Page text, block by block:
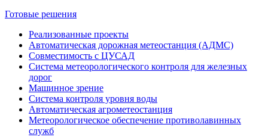
Готовые решения
Реализованные проекты
Автоматическая дорожная метеостанция (АДМС)
Совместимость с ЦУСАД
Система метеорологического контроля для железных
дорог
Машинное зрение
Система контроля уровня воды
Автоматическая агрометеостанция
Метеорологическое обеспечение противолавинных
служб